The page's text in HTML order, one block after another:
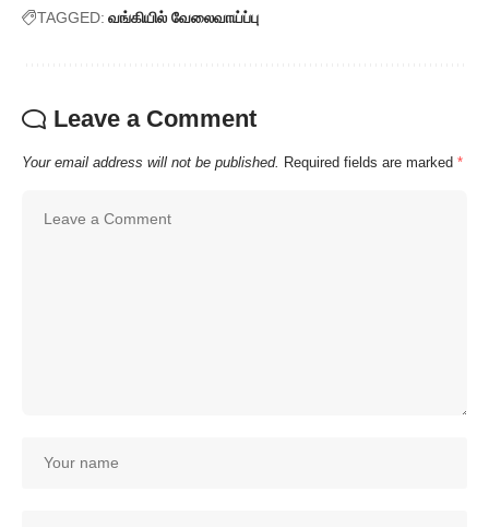
TAGGED: வங்கியில் வேலைவாய்ப்பு
Leave a Comment
Your email address will not be published. Required fields are marked *